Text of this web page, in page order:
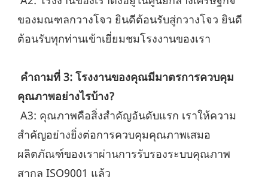
ของมณฑลกวางโจว ยินดีต้อนรับสู่กวางโจว ยินดี
ต้อนรับทุกท่านเข้าเยี่ยมชมโรงงานของเรา
คำถามที่ 3: โรงงานของคุณมีมาตรการควบคุม
คุณภาพอย่างไรบ้าง?
สำคัญอย่างยิ่งต่อการควบคุมคุณภาพเสมอ
ผลิตภัณฑ์ของเราผ่านการรับรองระบบคุณภาพ
สากล ISO9001 แล้ว